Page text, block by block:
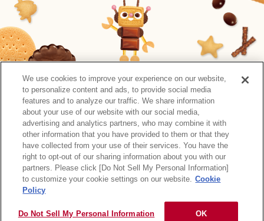
森永製菓公式アカウント一覧
サイトマップ RSSの配信について
プライバシーポリシー
ウェブアクセシビリティ
ご利用規約 リンク
Copyright © MORINAGA & CO., LTD. All rights reserved.
We use cookies to improve your experience on our website,
to personalize content and ads, to provide social media
features and to analyze our traffic. We share information
about your use of our website with our social media,
advertising and analytics partners, who may combine it with
other information that you have provided to them or that they
have collected from your use of their services. You have the
right to opt-out of our sharing information about you with our
partners. Please click [Do Not Sell My Personal Information]
to customize your cookie settings on our website. Cookie
Policy
Do Not Sell My Personal Information OK